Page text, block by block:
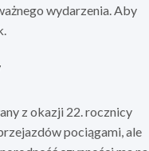
wydarzenia. Aby
z okazji 22. rocznicy
pociągami, ale